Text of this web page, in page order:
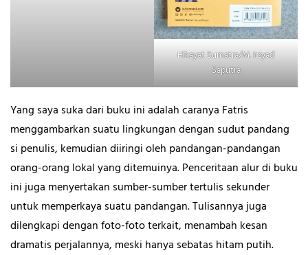
Hikayat Sumatra/M. Irsyad
Saputra
Yang saya suka dari buku ini adalah caranya Fatris
menggambarkan suatu lingkungan dengan sudut pandang
si penulis, kemudian diiringi oleh pandangan-pandangan
orang-orang lokal yang ditemuinya. Penceritaan alur di buku
ini juga menyertakan sumber-sumber tertulis sekunder
untuk memperkaya suatu pandangan. Tulisannya juga
dilengkapi dengan foto-foto terkait, menambah kesan
dramatis perjalannya, meski hanya sebatas hitam putih.